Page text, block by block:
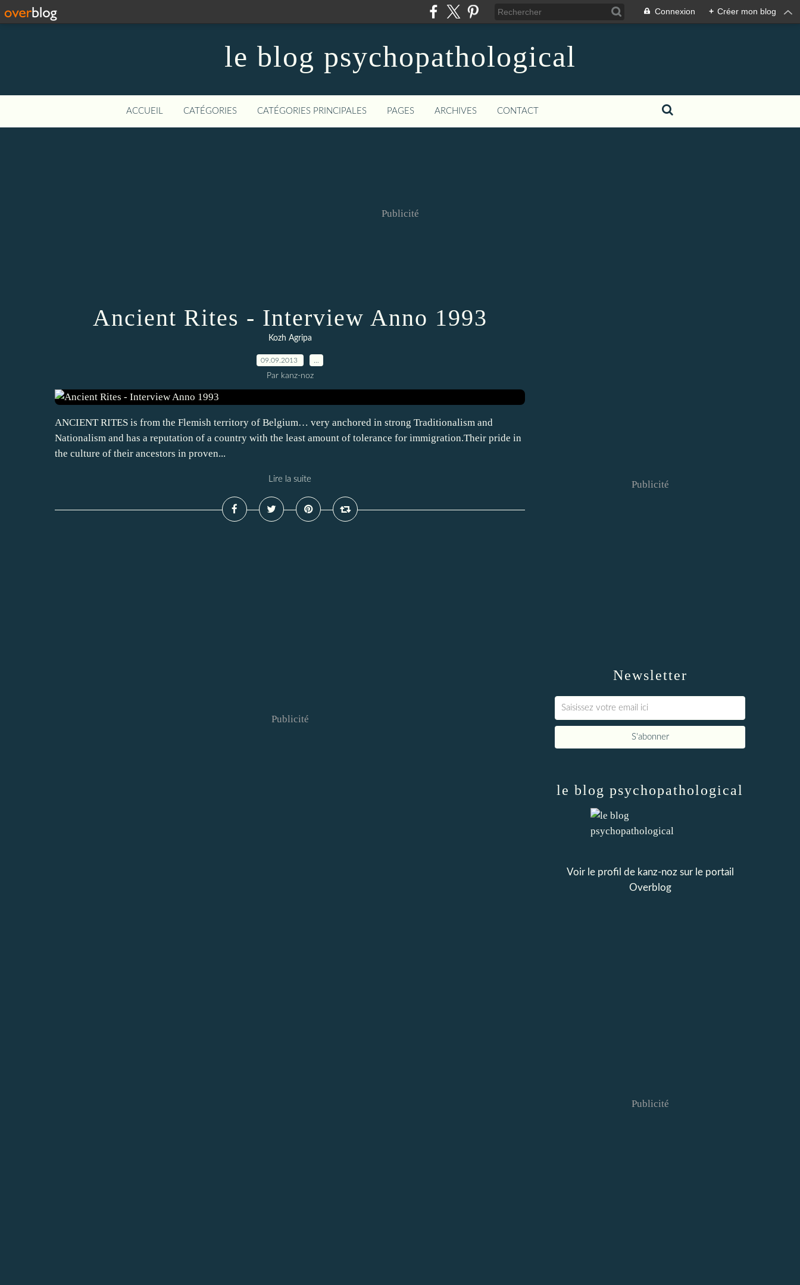
Connexion + Créer mon blog
le blog psychopathological
ACCUEIL CATÉGORIES CATÉGORIES PRINCIPALES PAGES ARCHIVES CONTACT
Publicité
Ancient Rites - Interview Anno 1993
Kozh Agripa
09.09.2013
Par kanz-noz
ANCIENT RITES is from the Flemish territory of Belgium… very anchored in strong Traditionalism and
Nationalism and has a reputation of a country with the least amount of tolerance for immigration.Their pride in
the culture of their ancestors in proven...
Lire la suite
Publicité
Newsletter
Publicité
le blog psychopathological
Voir le profil de kanz-nozsur le portail
Overblog
Publicité